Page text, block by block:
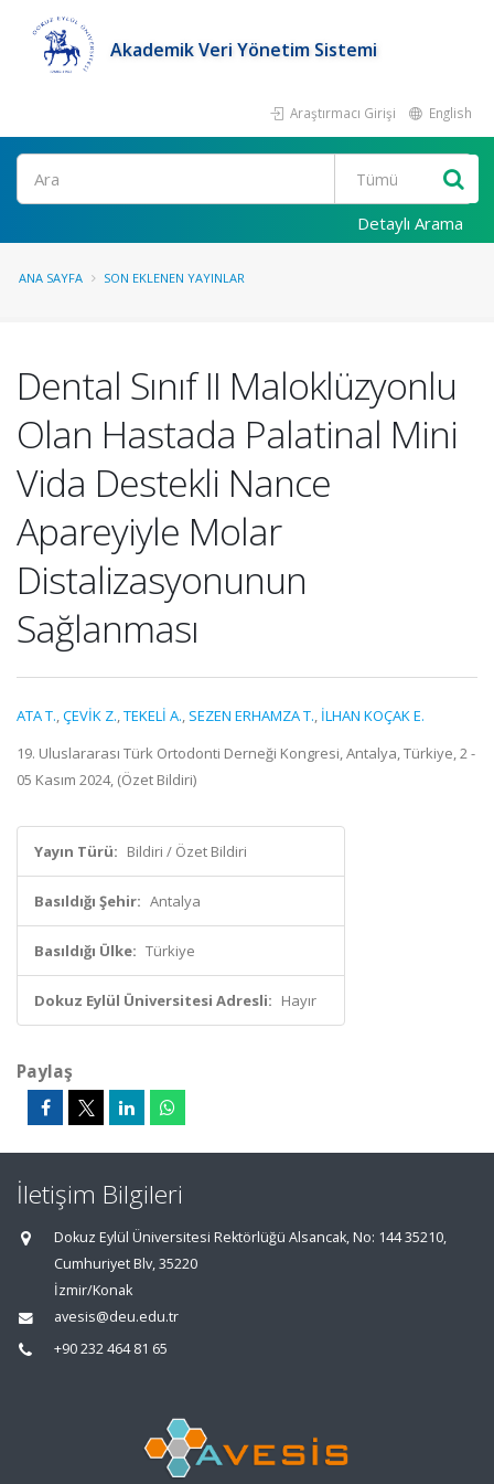
Akademik Veri Yönetim Sistemi
Araştırmacı Girişi English
Ara
Detaylı Arama
ANA SAYFA SON EKLENEN YAYINLAR
Dental Sınıf II Maloklüzyonlu
Olan Hastada Palatinal Mini
Vida Destekli Nance
Apareyiyle Molar
Distalizasyonunun
Sağlanması
ATA T.,ÇEVİK Z.,TEKELİ A., SEZEN ERHAMZA T., İLHAN KOÇAK E.
19. Uluslararası Türk Ortodonti Derneği Kongresi, Antalya, Türkiye, 2 -
05 Kasım 2024, (Özet Bildiri)
Yayın Türü: Bildiri / Özet Bildiri
Basıldığı Şehir: Antalya
Basıldığı Ülke: Türkiye
Dokuz Eylül Üniversitesi Adresli: Hayır
Paylaş
İletişim Bilgileri
Dokuz Eylül Üniversitesi Rektörlüğü Alsancak, No: 144 35210,
Cumhuriyet Blv, 35220
İzmir/Konak
avesis@deu.edu.tr
+90 232 464 81 65